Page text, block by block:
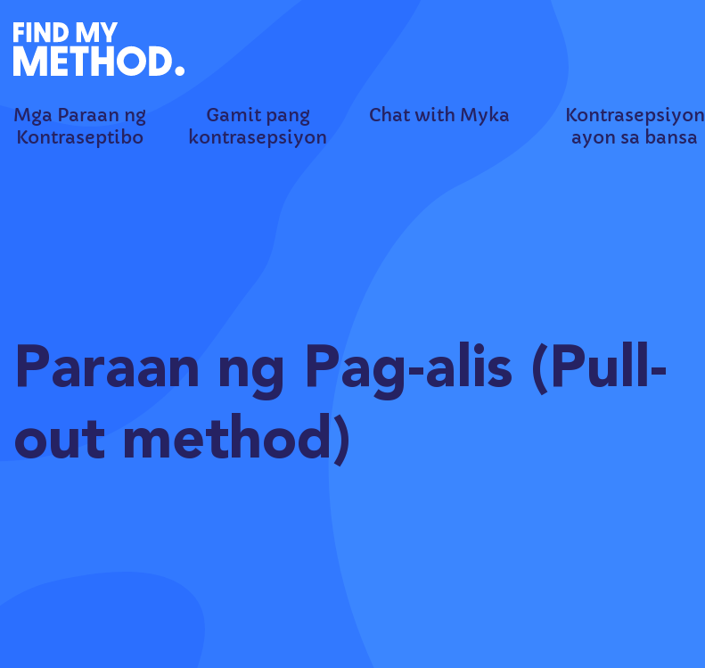
Mga Paraan ng
Kontraseptibo
Gamit pang
kontrasepsiyon
Chat with Myka
Kontrasepsiyon
ayon sa bansa
Paraan ng Pag-alis (Pull-
out method)